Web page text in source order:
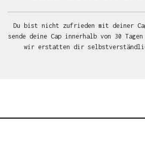
Du bist nicht zufrieden mit deiner
sende deine Cap innerhalb von 30
wir erstatten dir